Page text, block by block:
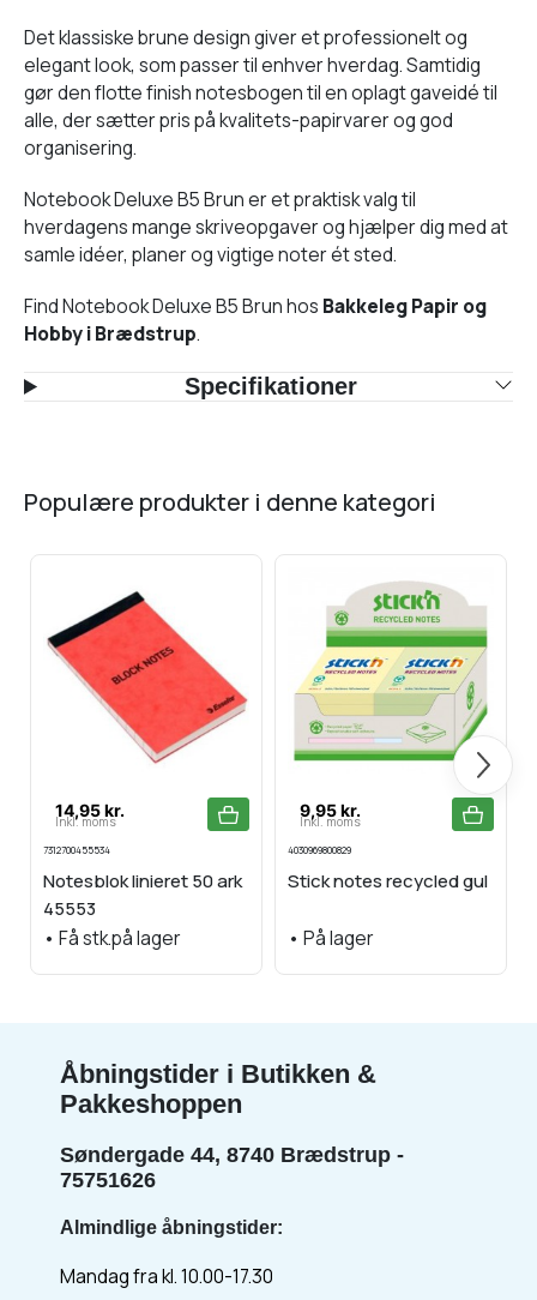
Det klassiske brune design giver et professionelt og
elegant look, som passer til enhver hverdag. Samtidig
gør den flotte finish notesbogen til en oplagt gaveidé til
alle, der sætter pris på kvalitets-papirvarer og god
organisering.
Notebook Deluxe B5 Brun er et praktisk valg til
hverdagens mange skriveopgaver og hjælper dig med at
samle idéer, planer og vigtige noter ét sted.
Find Notebook Deluxe B5 Brun hos Bakkeleg Papir og
Hobby i Brædstrup.
Specifikationer
populære produkter i denne kategori
Næste
14,95 kr.
Inkl. moms
7312700455534
Notesblok linieret 50 ark
45553
• Få stk.på lager
9,95 kr.
Inkl. moms
4030969800829
Stick notes recycled gul
• På lager
Åbningstider i Butikken &
Pakkeshoppen
Søndergade 44, 8740 Brædstrup -
75751626
Almindlige åbningstider:
Mandag fra kl. 10.00-17.30